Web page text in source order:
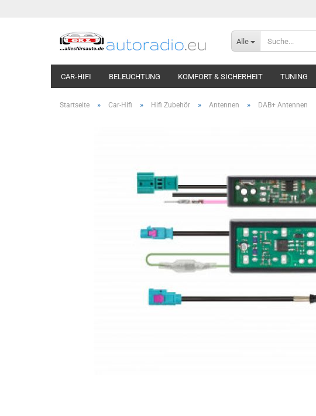
Alle
CAR-HIFI BELEUCHTUNG KOMFORT & SICHERHEIT TUNING
Startseite » Car-Hifi » Hifi Zubehör » Antennen » DAB+ Antennen